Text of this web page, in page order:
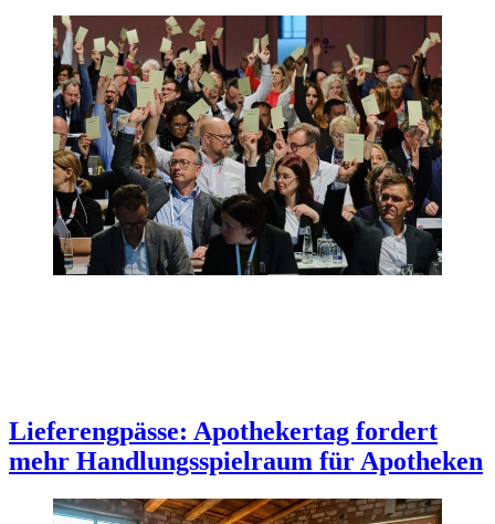
Lieferengpässe: Apothekertag fordert
mehr Handlungsspielraum für Apotheken